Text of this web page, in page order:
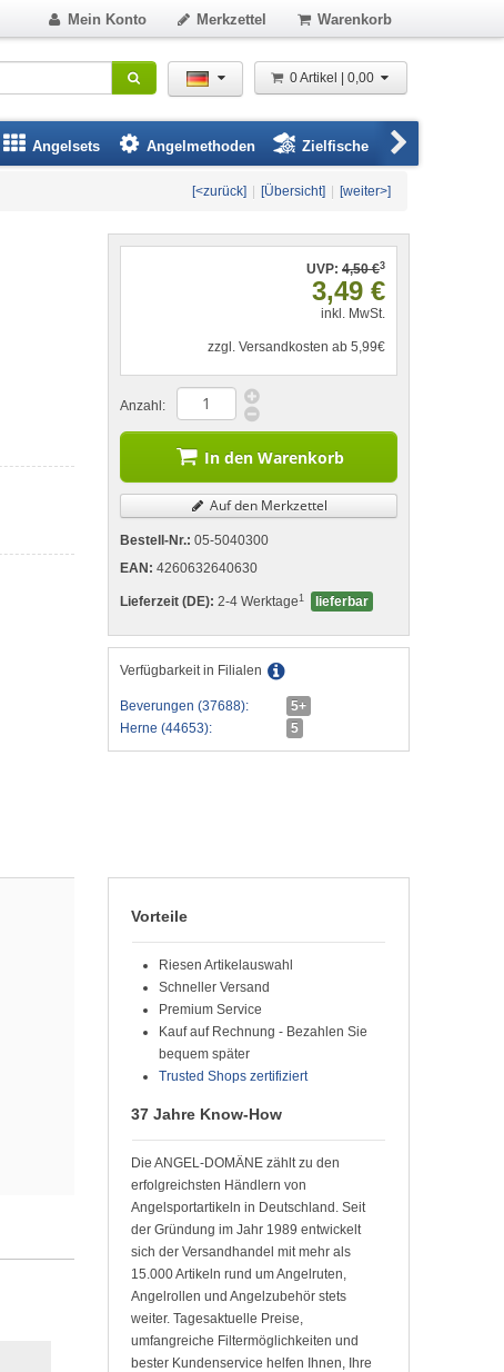
Mein Konto Merkzettel Warenkorb
0 Artikel | 0,00
Angelsets Angelmethoden Zielfische
[<zurück] [Übersicht] [weiter>]
UVP: 4,50 €3
3,49 €
inkl. MwSt.
zzgl. Versandkosten ab 5,99€
Anzahl:
In den Warenkorb
Auf den Merkzettel
Bestell-Nr.: 05-5040300
EAN: 4260632640630
Lieferzeit (DE): 2-4 Werktage 1 lieferbar
Verfügbarkeit in Filialen
Beverungen (37688):
5+
Herne (44653):
5
Vorteile
Riesen Artikelauswahl
Schneller Versand
Premium Service
Kauf auf Rechnung - Bezahlen Sie
bequem später
Trusted Shops zertifiziert
37 Jahre Know-How
Die ANGEL-DOMÄNE zählt zu den
erfolgreichsten Händlern von
Angelsportartikeln in Deutschland. Seit
der Gründung im Jahr 1989 entwickelt
sich der Versandhandel mit mehr als
15.000 Artikeln rund um Angelruten,
Angelrollen und Angelzubehör stets
weiter. Tagesaktuelle Preise,
umfangreiche Filtermöglichkeiten und
bester Kundenservice helfen Ihnen, Ihre